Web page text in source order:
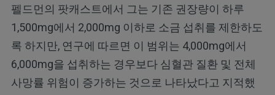
펠드먼의 팟캐스트에서 그는 기존 권장량이 하루
1,500mg에서 2,000mg 이하로 소금 섭취를 제한하도
록 하지만, 연구에 따르면 이 범위는 4,000mg에서
6,000mg을 섭취하는 경우보다 심혈관 질환 및 전체
사망률 위험이 증가하는 것으로 나타났다고 지적했